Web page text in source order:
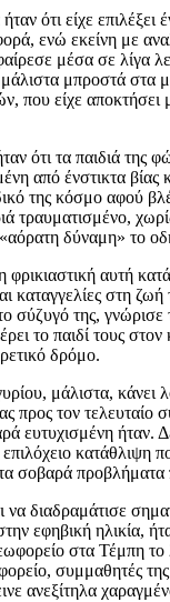
ότι είχε
ενώ εκείνη με
μέσα σε λίγα
μάλιστα μπροστά στα
που είχε
ότι τα παιδιά της
από ένστικτα βίας
της κόσμο αφού
τραυματισμένο,
«αόρατη δύναμη» το
αυτή
καταγγελίες στη
σύζυγό της, γνώρισε
το παιδί τους
δρόμο.
μάλιστα, κάνει
προς τον τελευταίο
ευτυχισμένη ήταν.
κατάθλιψη
σοβαρά προβλήματα
να διαδραμάτισε
εφηβική ηλικία,
στα Τέμπη το
συμμαθητές της
ανεξίτηλα